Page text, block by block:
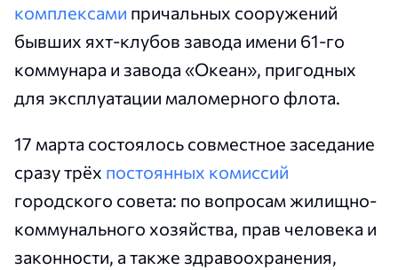
комплексами причальных сооружений
бывших яхт-клубов завода имени 61-го
коммунара и завода «Океан», пригодных
для эксплуатации маломерного флота.
17 марта состоялось совместное заседание
сразу трёх постоянных комиссий
городского совета: по вопросам жилищно-
коммунального хозяйства, прав человека и
законности, а также здравоохранения,